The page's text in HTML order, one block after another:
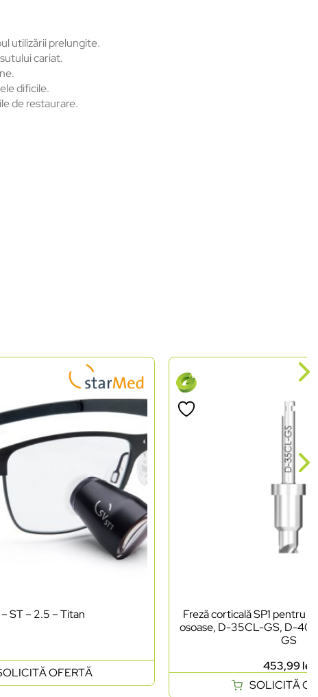
utilizării prelungite.
cariat.
dificile.
de restaurare.
ST – 2.5 – Titan
OFERTĂ
Freză corticală SP1 pentru
osoase, D-35CL-GS, D-
GS
453,99lei
SOLICITĂ